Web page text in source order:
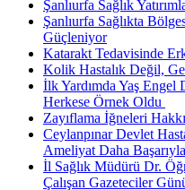
Şanlıurfa Sağlık
Şanlıurfa Sağlıkta
Güçleniyor
Katarakt Tedavisinde
Kolik Hastalık Değil,
İlk Yardımda Yaş Engel
Herkese Örnek Oldu ​
Zayıflama İğneleri
Ceylanpınar Devlet
Ameliyat Daha
İl Sağlık Müdürü Dr.
Çalışan Gazeteciler